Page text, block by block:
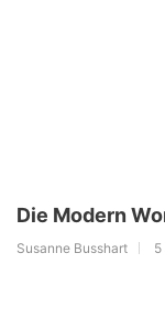
Die Modern
Susanne Busshart